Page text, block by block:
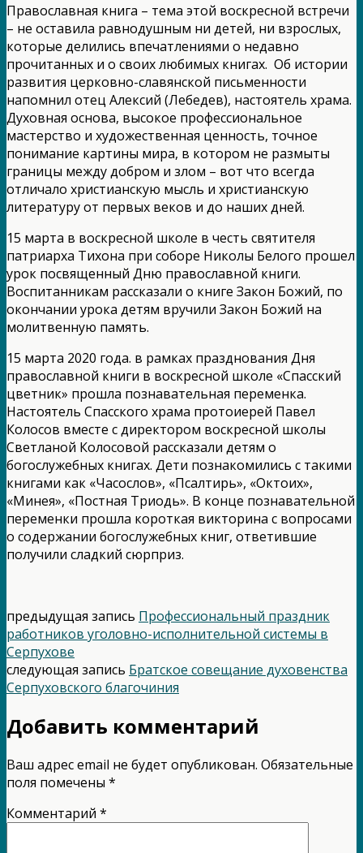
Православная книга – тема этой воскресной встречи
– не оставила равнодушным ни детей, ни взрослых,
которые делились впечатлениями о недавно
прочитанных и о своих любимых книгах. Об истории
развития церковно-славянской письменности
напомнил отец Алексий (Лебедев), настоятель храма.
Духовная основа, высокое профессиональное
мастерство и художественная ценность, точное
понимание картины мира, в котором не размыты
границы между добром и злом – вот что всегда
отличало христианскую мысль и христианскую
литературу от первых веков и до наших дней.
15 марта в воскресной школе в честь святителя
патриарха Тихона при соборе Николы Белого прошел
урок посвященный Дню православной книги.
Воспитанникам рассказали о книге Закон Божий, по
окончании урока детям вручили Закон Божий на
молитвенную память.
15 марта 2020 года. в рамках празднования Дня
православной книги в воскресной школе «Спасский
цветник» прошла познавательная переменка.
Настоятель Спасского храма протоиерей Павел
Колосов вместе с директором воскресной школы
Светланой Колосовой рассказали детям о
богослужебных книгах. Дети познакомились с такими
книгами как «Часослов», «Псалтирь», «Октоих»,
«Минея», «Постная Триодь». В конце познавательной
переменки прошла короткая викторина с вопросами
о содержании богослужебных книг, ответившие
получили сладкий сюрприз.
предыдущая запись Профессиональный праздник
работников уголовно-исполнительной системы в
Серпухове
следующая запись Братское совещание духовенства
Серпуховского благочиния
Добавить комментарий
Ваш адрес email не будет опубликован. Обязательные
поля помечены *
Комментарий *